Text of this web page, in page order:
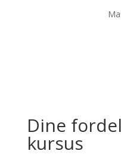
Dine
kursus